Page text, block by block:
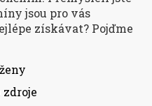
jsou pro vás
získávat? Pojďme